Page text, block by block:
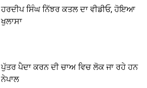
ਹਰਦੀਪ ਸਿੰਘ ਨਿੱਝਰ ਕਤਲ ਦਾ ਵੀਡੀਓ, ਹੋਇਆ
ਖੁਲਾਸਾ
ਪੁੱਤਰ ਪੈਦਾ ਕਰਨ ਦੀ ਚਾਅ ਵਿਚ ਲੋਕ ਜਾ ਰਹੇ ਹਨ
ਨੇਪਾਲ